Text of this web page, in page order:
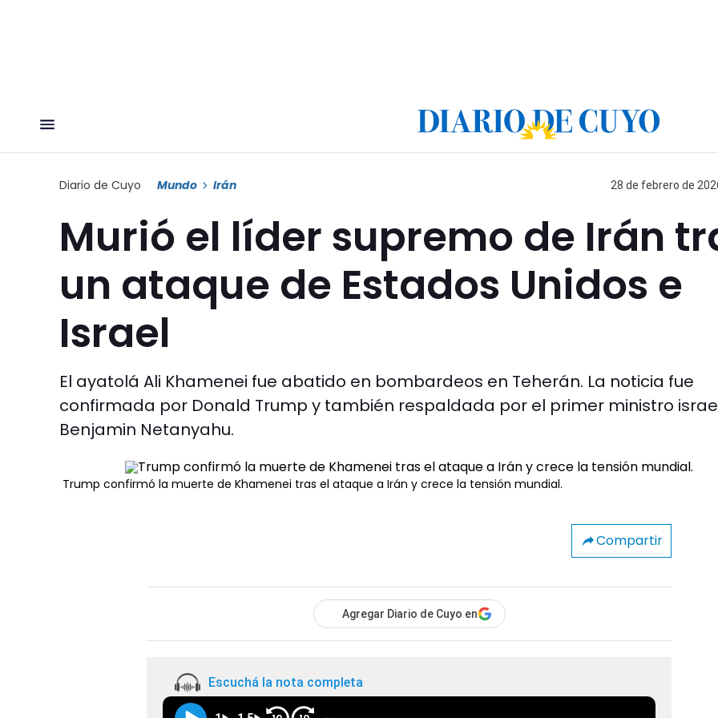
Diario de Cuyo Mundo Irán 28 de febrero de
Murió el líder supremo de Irán
un ataque de Estados Unidos e
Israel
El ayatolá Ali Khamenei fue abatido en bombardeos en Teherán. La noticia fue
confirmada por Donald Trump y también respaldada por el primer ministro
Benjamin Netanyahu.
Trump confirmó la muerte de Khamenei tras el ataque a Irán y crece la tensión mundial.
Compartir
Agregar Diario de Cuyo en
Escuchá la nota completa